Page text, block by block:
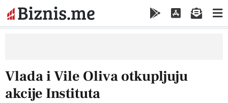
Vlada i Vile Oliva otkupljuju
akcije Instituta